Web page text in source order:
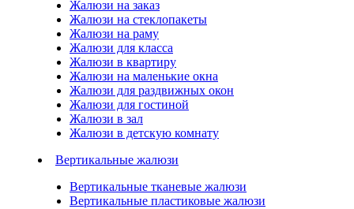
Жалюзи на заказ
Жалюзи на стеклопакеты
Жалюзи на раму
Жалюзи для класса
Жалюзи в квартиру
Жалюзи на маленькие окна
Жалюзи для раздвижных окон
Жалюзи для гостиной
Жалюзи в зал
Жалюзи в детскую комнату
Вертикальные жалюзи
Вертикальные тканевые жалюзи
Вертикальные пластиковые жалюзи